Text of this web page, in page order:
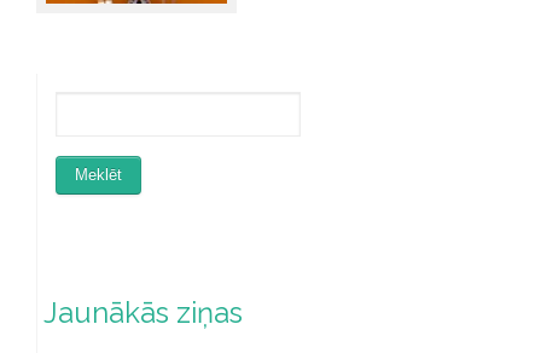
Jaunākās ziņas